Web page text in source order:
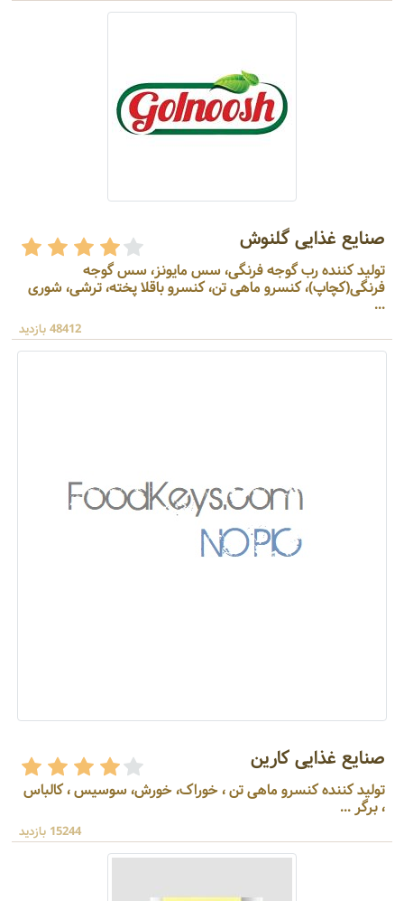
صنایع غذایی گلنوش
تولید کننده رب گوجه فرنگی، سس مایونز، سس گوجه
فرنگی(کچاپ)، کنسرو ماهی تن، کنسرو باقلا پخته، ترشی، شوری
...
48412 بازدید
صنایع غذایی کارین
تولید کننده کنسرو ماهی تن ، خوراک، خورش، سوسیس ، کالباس
، برگر ...
15244 بازدید